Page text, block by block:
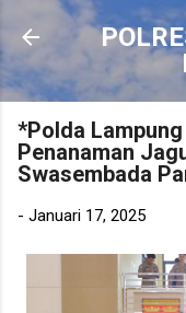
*Polda
Penanaman
Swasembada
- Januari 17, 2025